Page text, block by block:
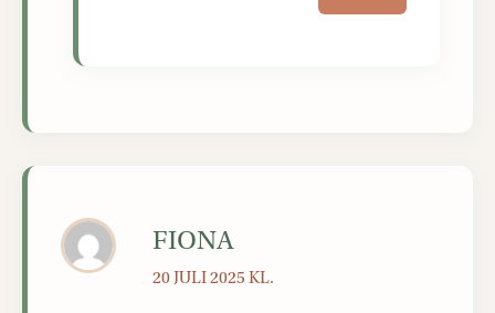
FIONA
20 JULI 2025 KL.